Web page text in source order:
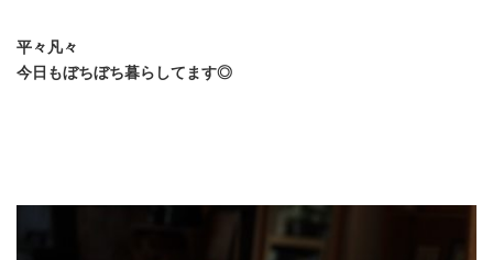
平々凡々
今日もぼちぼち暮らしてます◎